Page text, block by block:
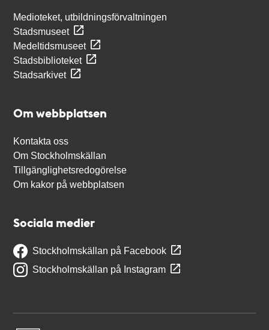
Medioteket, utbildningsförvaltningen
Stadsmuseet
Medeltidsmuseet
Stadsbiblioteket
Stadsarkivet
Om webbplatsen
Kontakta oss
Om Stockholmskällan
Tillgänglighetsredogörelse
Om kakor på webbplatsen
Sociala medier
Stockholmskällan på Facebook
Stockholmskällan på Instagram